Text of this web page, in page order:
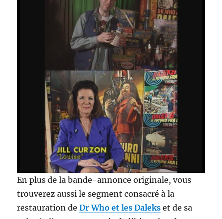
En plus de la bande-annonce originale, vous
trouverez aussi le segment consacré à la
restauration deDr Who et les Daleks et de sa